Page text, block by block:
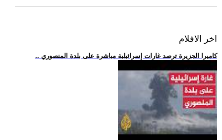
اخر الافلام
.. كاميرا الجزيرة ترصد غارات إسرائيلية مباشرة على بلدة المنصوري